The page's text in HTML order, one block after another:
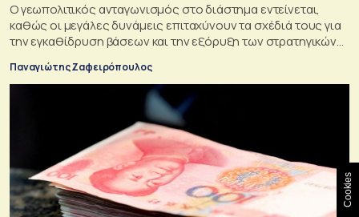
Ο γεωπολιτικός ανταγωνισμός στο διάστημα εντείνεται,
καθώς οι μεγάλες δυνάμεις επιταχύνουν τα σχέδιά τους για
την εγκαθίδρυση βάσεων και την εξόρυξη των στρατηγικών
πόρων της Σελήνης
Παναγιώτης Ζαφειρόπουλος
Cookies